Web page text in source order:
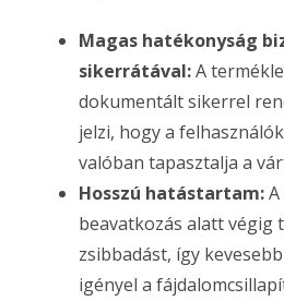
Magas hatékonyság
sikerrátával:A
dokumentált sikerrel
jelzi, hogy a
valóban tapasztalja a
Hosszú hatástartam:
beavatkozás alatt végig
zsibbadást, így
igényel a